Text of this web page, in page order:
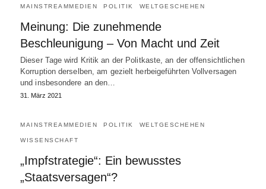
MAINSTREAMMEDIEN POLITIK WELTGESCHEHEN
Meinung: Die zunehmende
Beschleunigung – Von Macht und Zeit
Dieser Tage wird Kritik an der Politkaste, an der offensichtlichen
Korruption derselben, am gezielt herbeigeführten Vollversagen
und insbesondere an den…
31. März 2021
MAINSTREAMMEDIEN POLITIK WELTGESCHEHEN
WISSENSCHAFT
„Impfstrategie“: Ein bewusstes
„Staatsversagen“?